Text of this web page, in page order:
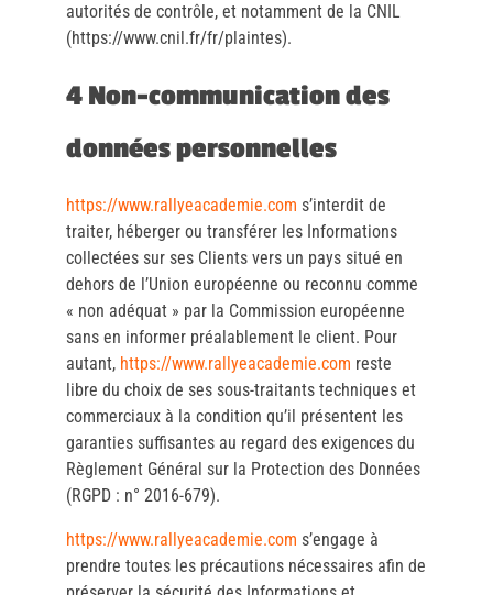
autorités de contrôle, et notamment de la CNIL
(https://www.cnil.fr/fr/plaintes).
4 Non-communication des
données personnelles
https://www.rallyeacademie.com s’interdit de
traiter, héberger ou transférer les Informations
collectées sur ses Clients vers un pays situé en
dehors de l’Union européenne ou reconnu comme
« non adéquat » par la Commission européenne
sans en informer préalablement le client. Pour
autant, https://www.rallyeacademie.com reste
libre du choix de ses sous-traitants techniques et
commerciaux à la condition qu’il présentent les
garanties suffisantes au regard des exigences du
Règlement Général sur la Protection des Données
(RGPD : n° 2016-679).
https://www.rallyeacademie.com s’engage à
prendre toutes les précautions nécessaires afin de